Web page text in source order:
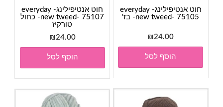
חוט אנטיפילינג- everyday
new tweed- 75105- בז'
₪24.00
הוסף לסל
חוט אנטיפילינג- everyday
new tweed- 75107- כחול
טורקיז
₪24.00
הוסף לסל